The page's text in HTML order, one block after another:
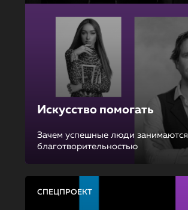
Искусство помогать
Зачем успешные люди занимаются
благотворительностью
СПЕЦПРОЕКТ